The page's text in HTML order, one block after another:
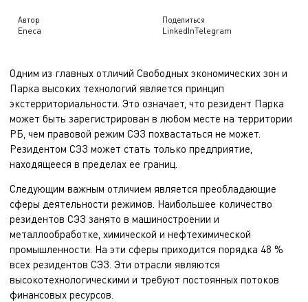
Автор
Eneca
Поделиться
LinkedInTelegram
Одним из главных отличий Свободных экономических зон и
Парка высоких технологий является принцип
экстерриториальности. Это означает, что резидент Парка
может быть зарегистрирован в любом месте на территории
РБ, чем правовой режим СЭЗ похвастаться не может.
Резидентом СЭЗ может стать только предприятие,
находящееся в пределах ее границ.
Следующим важным отличием является преобладающие
сферы деятельности режимов. Наибольшее количество
резидентов СЭЗ занято в машиностроении и
металлообработке, химической и нефтехимической
промышленности. На эти сферы приходится порядка 48 %
всех резидентов СЭЗ. Эти отрасли являются
высокотехнологическими и требуют постоянных потоков
финансовых ресурсов.